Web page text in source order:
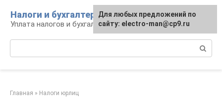
контенту
Налоги и бухгалтерия
Уплата налогов и бухгалтерская отчётность
Главная » Налоги юрлиц
Для любых предложений по
сайту: electro-man@cp9.ru